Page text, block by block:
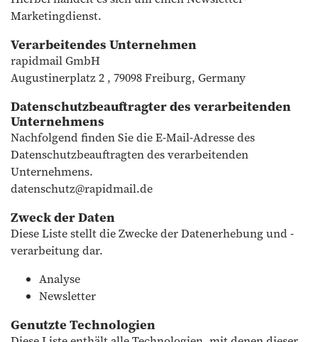
Marketingdienst.
Verarbeitendes Unternehmen
rapidmail GmbH
Augustinerplatz 2 , 79098 Freiburg, Germany
Datenschutzbeauftragter des verarbeitenden
Unternehmens
Nachfolgend finden Sie die E-Mail-Adresse des
Datenschutzbeauftragten des verarbeitenden
Unternehmens.
datenschutz@rapidmail.de
Zweck der Daten
Diese Liste stellt die Zwecke der Datenerhebung und -
verarbeitung dar.
Analyse
Newsletter
Genutzte Technologien